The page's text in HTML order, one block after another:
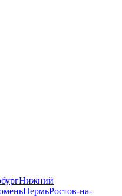
Нижний
ПермьРостов-на-